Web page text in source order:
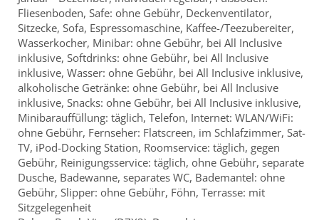
Fliesenboden, Safe: ohne Gebühr, Deckenventilator,
Sitzecke, Sofa, Espressomaschine, Kaffee-/Teezubereiter,
Wasserkocher, Minibar: ohne Gebühr, bei All Inclusive
inklusive, Softdrinks: ohne Gebühr, bei All Inclusive
inklusive, Wasser: ohne Gebühr, bei All Inclusive inklusive,
alkoholische Getränke: ohne Gebühr, bei All Inclusive
inklusive, Snacks: ohne Gebühr, bei All Inclusive inklusive,
Minibarauffüllung: täglich, Telefon, Internet: WLAN/WiFi:
ohne Gebühr, Fernseher: Flatscreen, im Schlafzimmer, Sat-
TV, iPod-Docking Station, Roomservice: täglich, gegen
Gebühr, Reinigungsservice: täglich, ohne Gebühr, separate
Dusche, Badewanne, separates WC, Bademantel: ohne
Gebühr, Slipper: ohne Gebühr, Föhn, Terrasse: mit
Sitzgelegenheit